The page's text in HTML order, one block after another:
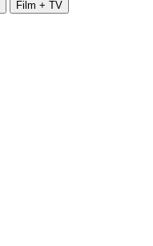
Film + TV